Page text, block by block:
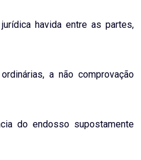
havida entre as partes,
a não comprovação
do endosso supostamente